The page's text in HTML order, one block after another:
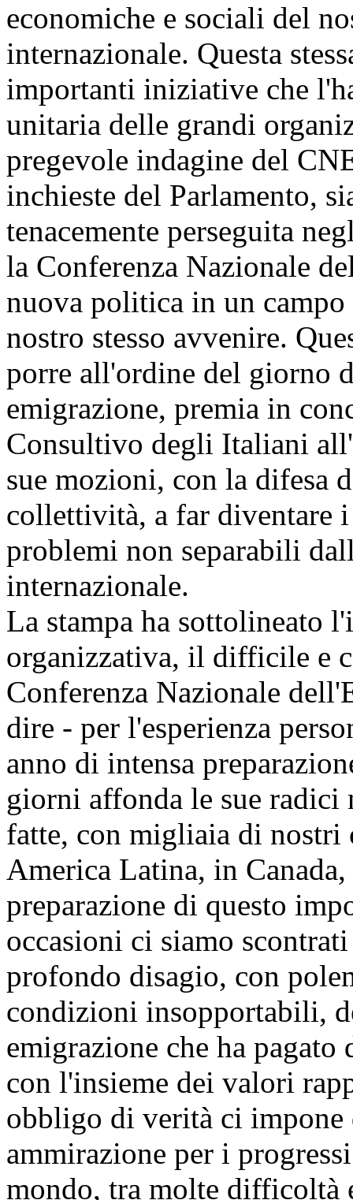
economiche e sociali del
internazionale. Questa
importanti iniziative che
unitaria delle grandi
pregevole indagine del
inchieste del Parlamento,
tenacemente perseguita
la Conferenza Nazionale
nuova politica in un campo
nostro stesso avvenire.
porre all'ordine del giorno
emigrazione, premia in
Consultivo degli Italiani
sue mozioni, con la difesa
collettività, a far diventare
problemi non separabili
internazionale.
La stampa ha sottolineato
organizzativa, il difficile e
Conferenza Nazionale
dire - per l'esperienza
anno di intensa
giorni affonda le sue radici
fatte, con migliaia di
America Latina, in
preparazione di questo
occasioni ci siamo
profondo disagio, con
condizioni insopportabili,
emigrazione che ha
con l'insieme dei valori
obbligo di verità ci
ammirazione per i
mondo, tra molte difficoltà